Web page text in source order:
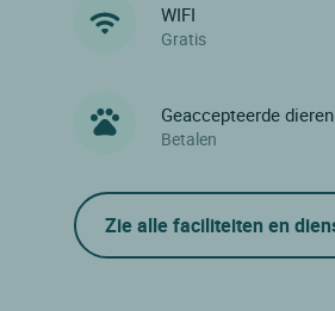
WIFI
Gratis
Geaccepteerde dieren
Betalen
Zie alle faciliteiten en